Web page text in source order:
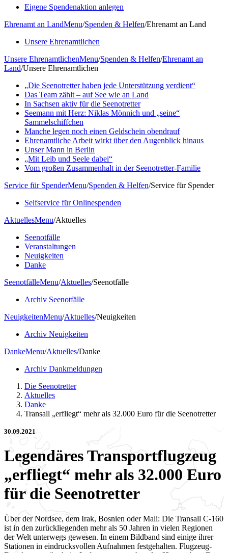
Eigene Spendenaktion anlegen
Ehrenamt an LandMenu/Spenden & Helfen/Ehrenamt an Land
Unsere Ehrenamtlichen
Unsere EhrenamtlichenMenu/Spenden & Helfen/Ehrenamt an
Land/Unsere Ehrenamtlichen
„Die Seenotretter haben jede Unterstützung verdient“
Das Team zählt – auf See wie an Land
In Sachsen aktiv für die Seenotretter
Seemann mit Herz: Niklas Mönnich und „seine“
Sammelschiffchen
Manche legen noch einen Geldschein obendrauf
Ehrenamtliche Arbeit wirkt über den Augenblick hinaus
Unser Mann in Berlin
„Mit Leib und Seele dabei“
Vom großen Zusammenhalt in der Seenotretter-Familie
Service für SpenderMenu/Spenden & Helfen/Service für Spender
Selfservice für Onlinespenden
AktuellesMenu/Aktuelles
Seenotfälle
Veranstaltungen
Neuigkeiten
Danke
SeenotfälleMenu/Aktuelles/Seenotfälle
Archiv Seenotfälle
NeuigkeitenMenu/Aktuelles/Neuigkeiten
Archiv Neuigkeiten
DankeMenu/Aktuelles/Danke
Archiv Dankmeldungen
Die Seenotretter
Aktuelles
Danke
Transall „erfliegt“ mehr als 32.000 Euro für die Seenotretter
30.09.2021
Legendäres Transportflugzeug
„erfliegt“ mehr als 32.000 Euro
für die Seenotretter
Über der Nordsee, dem Irak, Bosnien oder Mali: Die Transall C-160
ist in den zurückliegenden mehr als 50 Jahren in vielen Regionen
der Welt unterwegs gewesen. In einem Bildband sind einige ihrer
Stationen in eindrucksvollen Aufnahmen festgehalten. Flugzeug-